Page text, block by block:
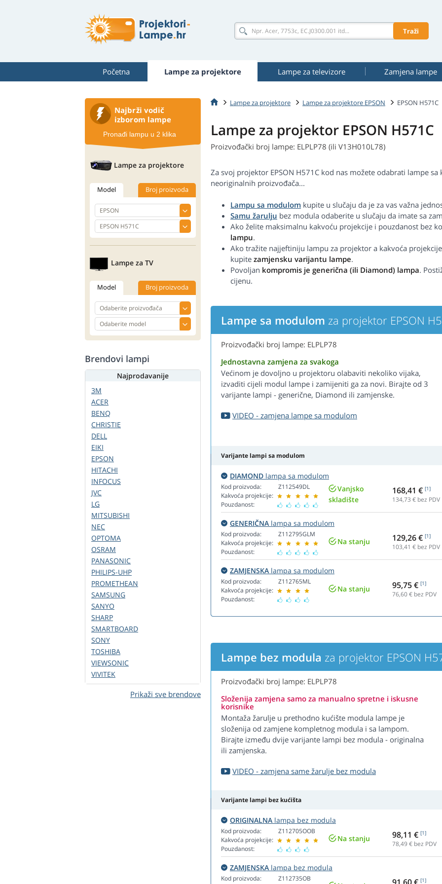
Traži
Početna Lampe za projektore Lampe za televizore Zamjena lampe
Lampe za projektore Lampe za projektore EPSON EPSON H571C
Lampe za projektor EPSON H571C
Proizvođački broj lampe: ELPLP78 (ili V13H010L78)
Za svoj projektor EPSON H571C kod nas možete odabrati lampe
neoriginalnih proizvođača...
Lampu sa modulom kupite u slučaju da je za vas važna
Samu žarulju bez modula odaberite u slučaju da imate sa
Ako želite maksimalnu kakvoću projekcije i pouzdanost bez
lampu.
Ako tražite najjeftiniju lampu za projektor a kakvoća
kupite zamjensku varijantu lampe.
Povoljan kompromis je generična (ili Diamond) lampa.
cijenu.
Lampe sa modulom za projektor EPSON
Proizvođački broj lampe: ELPLP78
Jednostavna zamjena za svakoga
Većinom je dovoljno u projektoru olabaviti nekoliko vijaka,
izvaditi cijeli modul lampe i zamijeniti ga za novi. Birajte od 3
varijante lampi - generične, Diamond ili zamjenske.
VIDEO - zamjena lampe sa modulom
Varijante lampi sa modulom
DIAMOND lampa sa modulom
Kod proizvoda:
Kakvoća projekcije:
Pouzdanost:
Z112549DL
Vanjsko
skladište
168,41 € [1]
134,73 € bez PDV
GENERIČNA lampa sa modulom
Kod proizvoda:
Kakvoća projekcije:
Pouzdanost:
Z112795GLM
Na stanju 129,26 € [1]
103,41 € bez PDV
ZAMJENSKA lampa sa modulom
Kod proizvoda:
Kakvoća projekcije:
Pouzdanost:
Z112765ML
Na stanju 95,75 € [1]
76,60€ bez PDV
Lampe bez modula za projektor EPSON
Proizvođački broj lampe: ELPLP78
Složenija zamjena samo za manualno spretne i iskusne
korisnike
Montaža žarulje u prethodno kućište modula lampe je
složenija od zamjene kompletnog modula i sa lampom.
Birajte između dvije varijante lampi bez modula - originalna
ili zamjenska.
VIDEO - zamjena same žarulje bez modula
Varijante lampi bez kućišta
ORIGINALNA lampa bez modula
Kod proizvoda:
Kakvoća projekcije:
Pouzdanost:
Z112705OOB
Na stanju 98,11 € [1]
78,49€ bez PDV
ZAMJENSKA lampa bez modula
Kod proizvoda:
Z112735OB 91,60 € [1]
Najbrži vodič
izborom lampe
Pronađi lampu u 2 klika
Lampe za projektore
Model Broj proizvoda
Lampe za TV
Model Broj proizvoda
Brendovi lampi
Najprodavanije
3M
ACER
BENQ
CHRISTIE
DELL
EIKI
EPSON
HITACHI
INFOCUS
JVC
LG
MITSUBISHI
NEC
OPTOMA
OSRAM
PANASONIC
PHILIPS-UHP
PROMETHEAN
SAMSUNG
SANYO
SHARP
SMARTBOARD
SONY
TOSHIBA
VIEWSONIC
VIVITEK
Prikaži sve brendove